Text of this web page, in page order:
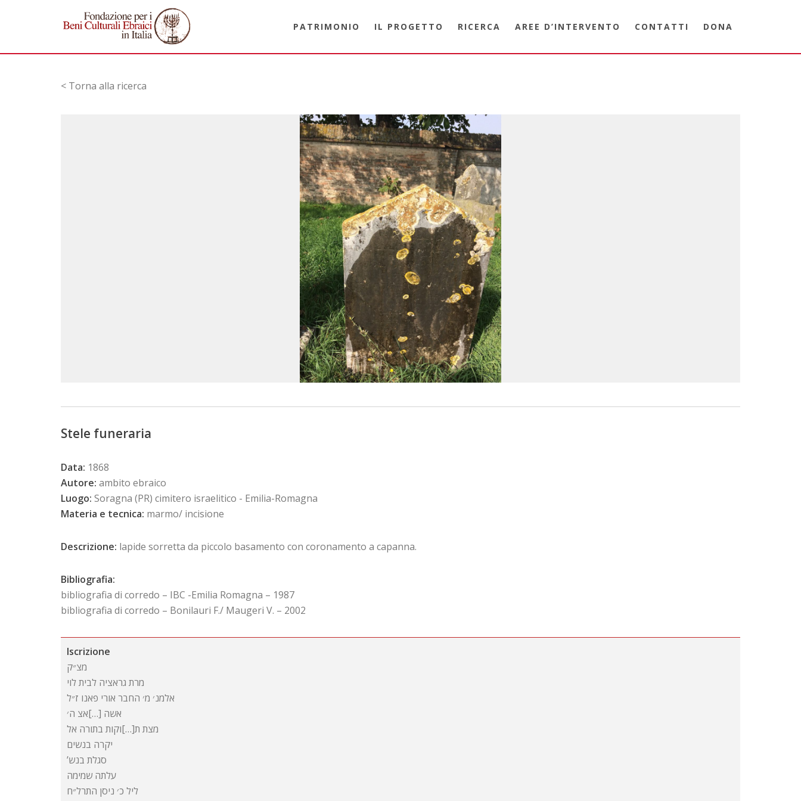
PATRIMONIO IL PROGETTO RICERCA AREE D’INTERVENTO CONTATTI DONA
< Torna alla ricerca
Stele funeraria
Data: 1868
Autore: ambito ebraico
Luogo: Soragna (PR) cimitero israelitico - Emilia-Romagna
Materia e tecnica: marmo/ incisione
Descrizione: lapide sorretta da piccolo basamento con coronamento a capanna.
Bibliografia:
bibliografia di corredo – IBC -Emilia Romagna – 1987
bibliografia di corredo – Bonilauri F./ Maugeri V. – 2002
Iscrizione
מצ״ק
מרת גראציה לבית לוי
אלמנ׳ מ׳ החבר אורי פאנו ז״ל
אשה […]אצ ה׳
מצת ת[…]וקות בתורה אל
יקרה בנשים
סגלת בנש’
עלתה שמימה
ליל כ׳ ניסן התרל״ח